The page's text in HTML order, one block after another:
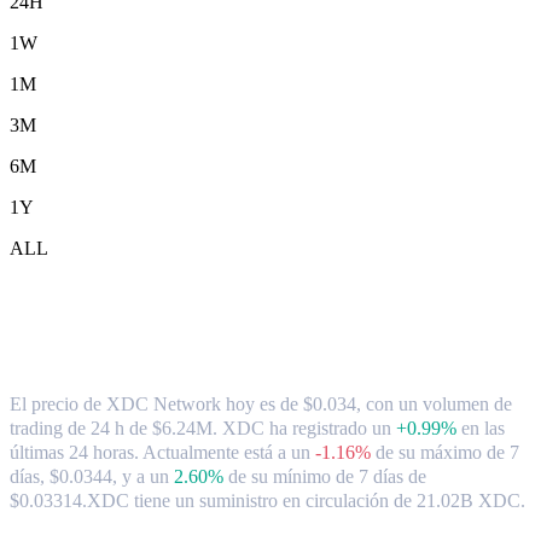
1W
1M
3M
6M
1Y
ALL
El precio de XDC Network hoy es de $0.034, con un volumen de
trading de 24 h de $6.24M. XDC ha registrado un +0.99% en las
últimas 24 horas. Actualmente está a un -1.16% de su máximo de 7
días, $0.0344, y a un 2.60% de su mínimo de 7 días de
$0.03314.XDC tiene un suministro en circulación de 21.02B XDC.